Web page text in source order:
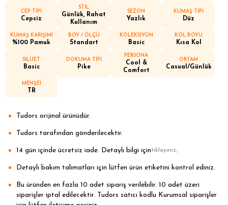
CEP TİPİ
Cepsiz
STİL
Günlük, Rahat
Kullanım
SEZON
Yazlık
KUMAŞ TİPİ
Düz
KUMAŞ KARIŞIMI
%100 Pamuk
BOY / ÖLÇÜ
Standart
KOLEKSİYON
Basic
KOL BOYU
Kısa Kol
SİLÜET
Basic
DOKUMA TİPİ
Pike
PERSONA
Cool &
Comfort
ORTAM
Casual/Günlük
MENŞEİ
TR
Tudors orijinal ürünüdür.
Tudors tarafından gönderilecektir.
14 gün içinde ücretsiz iade. Detaylı bilgi içintıklayınız.
Detaylı bakım talimatları için lütfen ürün etiketini kontrol ediniz.
Bu üründen en fazla 10 adet sipariş verilebilir. 10 adet üzeri
siparişler iptal edilecektir. Tudors satıcı kodlu Kurumsal siparişler